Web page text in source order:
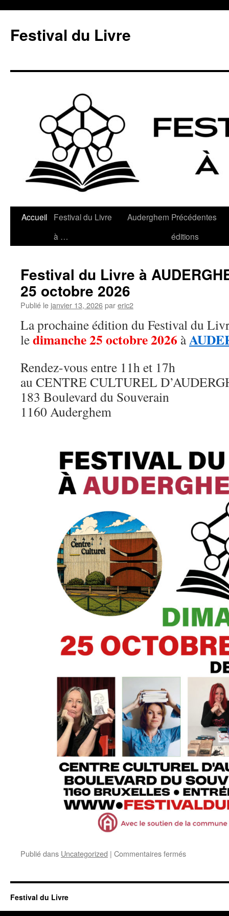
contenu
Festival du Livre
Accueil
Festival du Livre
à …
Auderghem Précédentes
éditions
Festival du Livre à
25 octobre 2026
Publié le janvier 13, 2026pareric2
La prochaine édition du Festival du
ledimanche 25 octobre 2026 à
Rendez-vous entre 11h et 17h
au CENTRE CULTUREL
183 Boulevard du Souverain
1160 Auderghem
Publié dans Uncategorized | Commentaires ferméssur
Livre
Festival du Livre